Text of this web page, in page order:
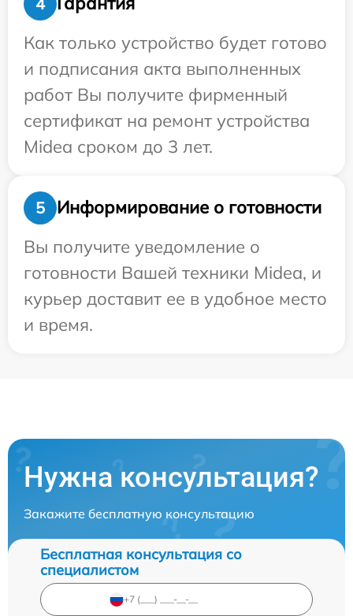
Как только устройство будет готово
и подписания акта выполненных
работ Вы получите фирменный
сертификат на ремонт устройства
Midea сроком до 3 лет.
5
Информирование о готовности
Вы получите уведомление о
готовности Вашей техники Midea, и
курьер доставит ее в удобное место
и время.
Нужна консультация?
Закажите бесплатную консультацию
Бесплатная консультация со
специалистом